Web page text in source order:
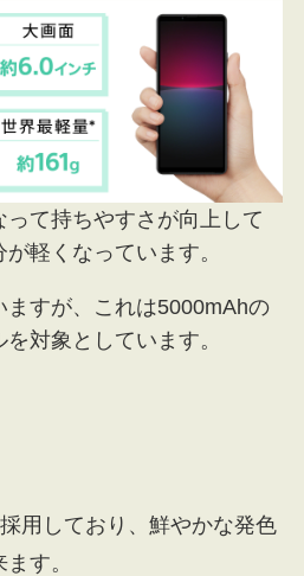
て持ちやすさが向上して
軽くなっています。
すが、これは5000mAhの
対象としています。
用しており、鮮やかな発色
す。